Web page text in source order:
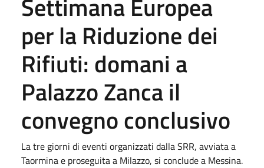
per la Riduzione dei
Rifiuti: domani a
Palazzo Zanca il
convegno conclusivo
La tre giorni di eventi organizzati dalla SRR, avviata a
Taormina e proseguita a Milazzo, si conclude a Messina.